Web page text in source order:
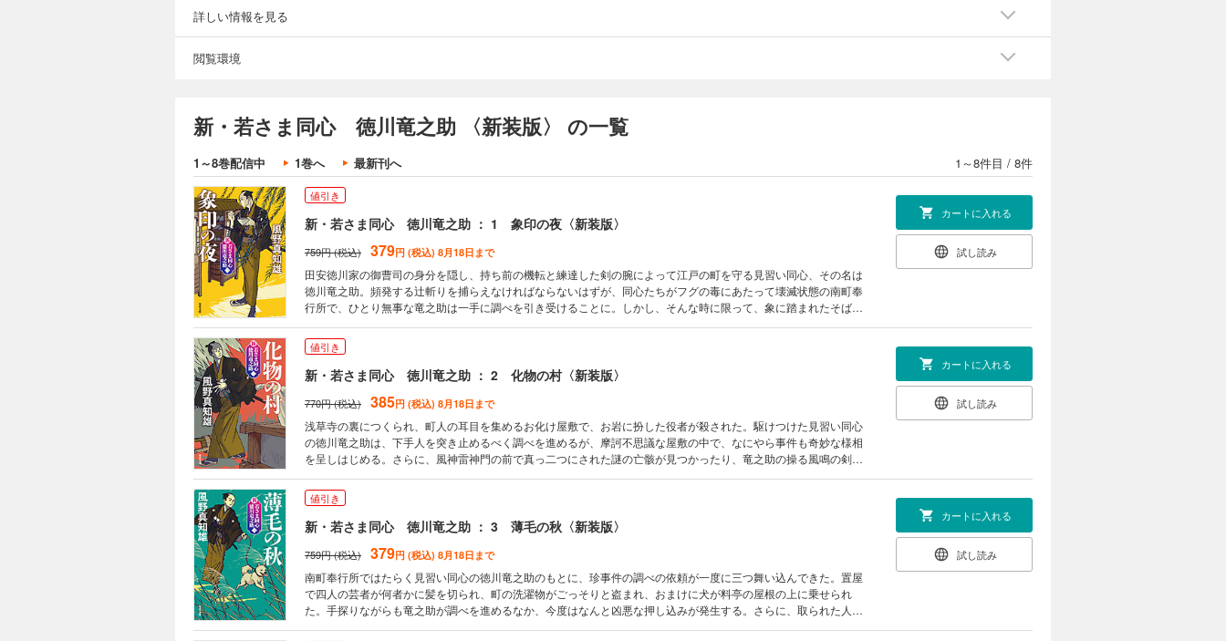
詳しい情報を見る
閲覧環境
新・若さま同心 徳川竜之助 〈新装版〉 の一覧
1～8巻配信中 1巻へ 最新刊へ 1～8件目 / 8件
値引き
新・若さま同心 徳川竜之助 ： 1 象印の夜〈新装版〉
759円 (税込) 379円 (税込) 8月18日まで
田安徳川家の御曹司の身分を隠し、持ち前の機転と練達した剣の腕によって江戸の町を守る見習い同心、その名は
徳川竜之助。頻発する辻斬りを捕らえなければならないはずが、同心たちがフグの毒にあたって壊滅状態の南町奉
行所で、ひとり無事な竜之助は一手に調べを引き受けることに。しかし、そんな時に限って、象に踏まれたそば屋
で解決することができるのか？ 傑作時代小説シリーズ続編、新装版で堂々登場！
カートに入れる
試し読み
値引き
新・若さま同心 徳川竜之助 ： 2 化物の村〈新装版〉
770円 (税込) 385円 (税込) 8月18日まで
浅草寺の裏につくられ、町人の耳目を集めるお化け屋敷で、お岩に扮した役者が殺された。駆けつけた見習い同心
の徳川竜之助は、下手人を突き止めるべく調べを進めるが、摩訶不思議な屋敷の中で、なにやら事件も奇妙な様相
を呈しはじめる。さらに、風神雷神門の前で真っ二つにされた謎の亡骸が見つかったり、竜之助の操る風鳴の剣に
小説シリーズ新装版、第二弾！
カートに入れる
試し読み
値引き
新・若さま同心 徳川竜之助 ： 3 薄毛の秋〈新装版〉
759円 (税込) 379円 (税込) 8月18日まで
南町奉行所ではたらく見習い同心の徳川竜之助のもとに、珍事件の調べの依頼が一度に三つ舞い込んできた。置屋
で四人の芸者が何者かに髪を切られ、町の洗濯物がごっそりと盗まれ、おまけに犬が料亭の屋根の上に乗せられ
た。手探りながらも竜之助が調べを進めるなか、今度はなんと凶悪な押し込みが発生する。さらに、取られた人質
カートに入れる
試し読み